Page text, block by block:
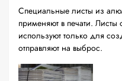
Специальные листы из
применяют в печати.
используют только для
отправляют на выброс.